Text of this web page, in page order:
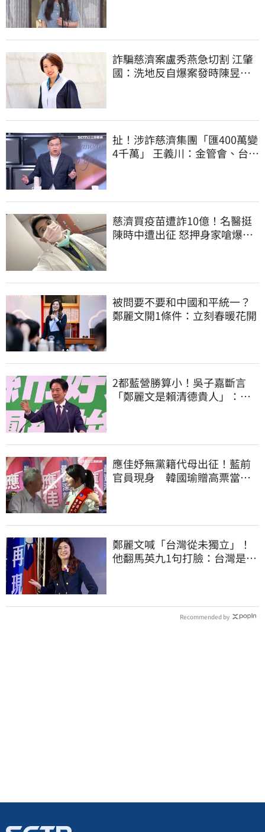
詐騙慈濟案盧秀燕急切割 江肇
國：洗地反自爆案發時陳昱瑄
扯！涉詐慈濟集團「匯400萬變
4千萬」 王義川：金管會、台銀
慈濟買疫苗遭詐10億！名醫挺
陳時中遭出征 怒押身家嗆爆藍
被問要不要和中國和平統一？
鄭麗文開1條件：立刻春暖花開
2都藍營勝算小！吳子嘉斷言
「鄭麗文是賴清德貴人」：保
應佳妤無黨籍代母出征！藍前
官員現身 韓國瑜贈高票當
鄭麗文喊「台灣從未獨立」！
他翻馬英九1句打臉：台灣是我
Recommended by